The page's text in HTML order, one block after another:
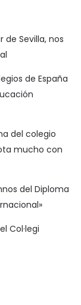
de Sevilla, nos
de España
del colegio
mucho con
del Diploma
Col·legi